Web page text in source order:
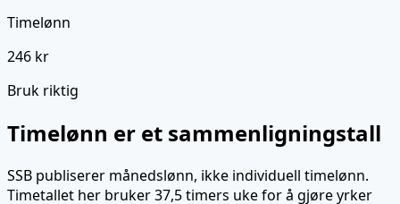
Timelønn
246 kr
Bruk riktig
Timelønn er et sammenligningstall
SSB publiserer månedslønn, ikke individuell timelønn.
Timetallet her bruker37,5timers uke for å gjøre yrker